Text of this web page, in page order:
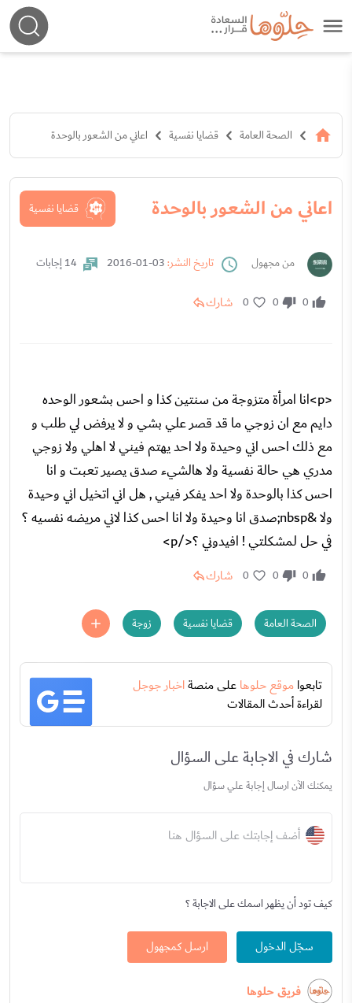
الصحة العامة قضايا نفسية اعاني من الشعور بالوحدة
اعاني من الشعور بالوحدة قضايا نفسية
من مجهول تاريخ النشر: 14 إجابات
0
0
0 شارك
<p>انا امرأة متزوجة من سنتين كذا و احس بشعور الوحده
دايم مع ان زوجي ما قد قصر علي بشي و لا يرفض لي طلب و
مع ذلك احس اني وحيدة ولا احد يهتم فيني لا اهلي ولا زوجي
مدري هي حالة نفسية ولا هالشيء صدق يصير تعبت و انا
احس كذا بالوحدة ولا احد يفكر فيني , هل اني اتخيل اني وحيدة
ولا &nbsp;صدق انا وحيدة ولا انا احس كذا لاني مريضه نفسيه ؟
في حل لمشكلتي ! افيدوني ؟</p>
0
0
0 شارك
الصحة العامة قضايا نفسية زوجة
تابعواموقع حلوهاعلى منصةاخبار جوجل
لقراءة أحدث المقالات
شارك في الاجابة على السؤال
يمكنك الآن ارسال إجابة علي سؤال
أضف إجابتك على السؤال هنا
كيف تود أن يظهر اسمك على الاجابة ؟
سجّل الدخول ارسل كمجهول
فريق حلوها